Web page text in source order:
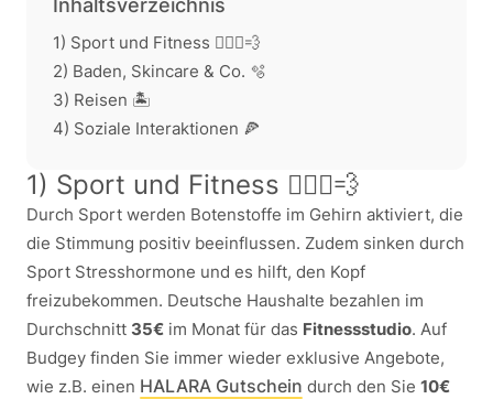
Inhaltsverzeichnis
1) Sport und Fitness 🏃🏽‍♀️💨
2) Baden, Skincare & Co. 🫧
3) Reisen 🏝️
4) Soziale Interaktionen 🍕
1) Sport und Fitness 🏃🏽‍♀️💨
Durch Sport werden Botenstoffe im Gehirn aktiviert, die
die Stimmung positiv beeinflussen. Zudem sinken durch
Sport Stresshormone und es hilft, den Kopf
freizubekommen. Deutsche Haushalte bezahlen im
Durchschnitt 35€ im Monat für das Fitnessstudio. Auf
Budgey finden Sie immer wieder exklusive Angebote,
wie z.B. einen HALARA Gutschein durch den Sie 10€